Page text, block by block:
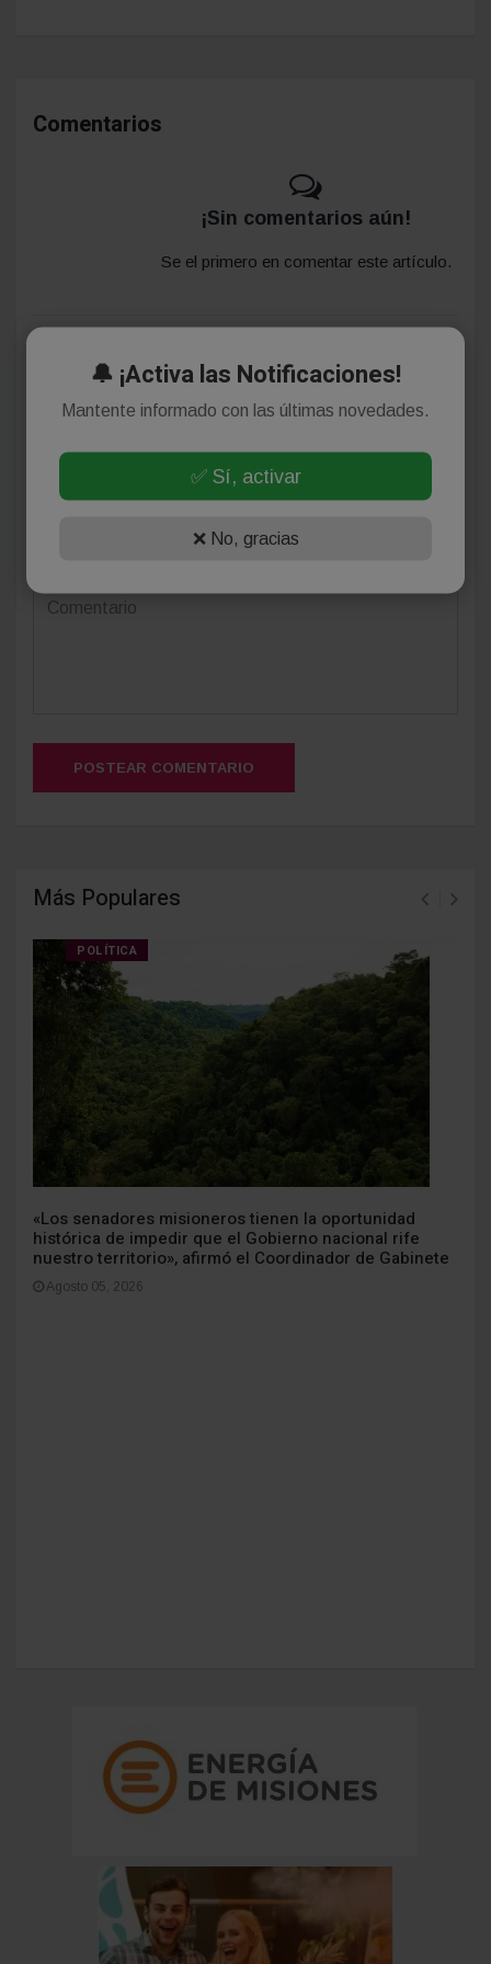
Comentarios
¡Sin comentarios aún!
Se el primero en comentar este artículo.
Deja tu comentario
(Su email no será publicado)
POSTEAR COMENTARIO
Más Populares
POLÍTICA
«Los senadores misioneros tienen la oportunidad
histórica de impedir que el Gobierno nacional rife
nuestro territorio», afirmó el Coordinador de Gabinete
Agosto 05, 2026
🔔 ¡Activa las Notificaciones!
Mantente informado con las últimas novedades.
✅ Sí, activar
❌ No, gracias